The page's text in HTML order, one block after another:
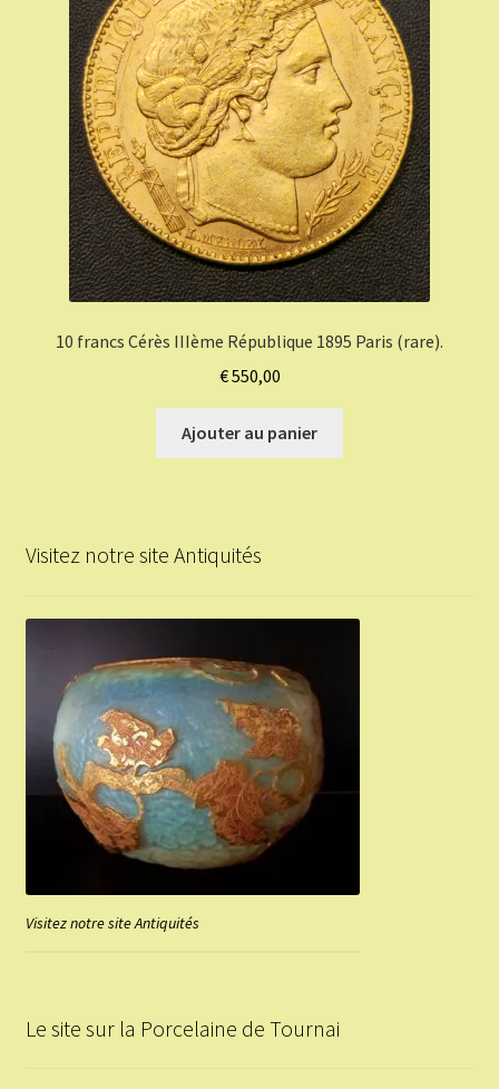
10 francs Cérès IIIème République 1895 Paris (rare).
€550,00
Ajouter au panier
Visitez notre site Antiquités
Visitez notre site Antiquités
Le site sur la Porcelaine de Tournai